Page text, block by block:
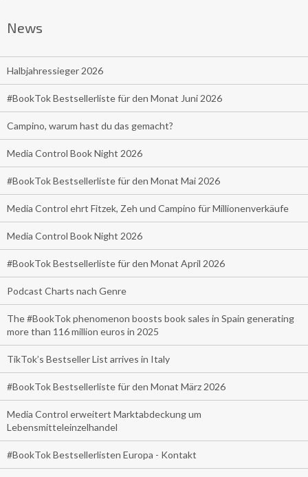
News
Halbjahressieger 2026
#BookTok Bestsellerliste für den Monat Juni 2026
Campino, warum hast du das gemacht?
Media Control Book Night 2026
#BookTok Bestsellerliste für den Monat Mai 2026
Media Control ehrt Fitzek, Zeh und Campino für Millionenverkäufe
Media Control Book Night 2026
#BookTok Bestsellerliste für den Monat April 2026
Podcast Charts nach Genre
The #BookTok phenomenon boosts book sales in Spain generating
more than 116 million euros in 2025
TikTok’s Bestseller List arrives in Italy
#BookTok Bestsellerliste für den Monat März 2026
Media Control erweitert Marktabdeckung um
Lebensmitteleinzelhandel
#BookTok Bestsellerlisten Europa - Kontakt